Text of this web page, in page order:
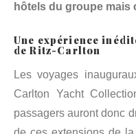
hôtels du groupe mais
Une expérience
de Ritz-Carlton
Les voyages
Carlton Yacht
passagers auront donc